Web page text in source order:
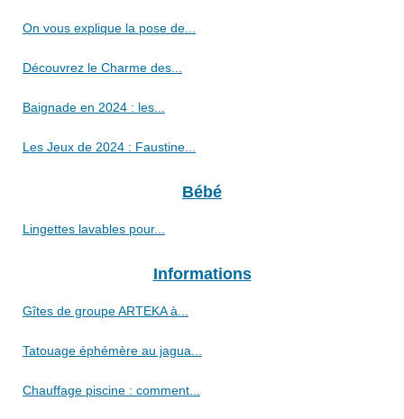
On vous explique la pose de...
Découvrez le Charme des...
Baignade en 2024 : les...
Les Jeux de 2024 : Faustine...
Bébé
Lingettes lavables pour...
Informations
Gîtes de groupe ARTEKA à...
Tatouage éphémère au jagua...
Chauffage piscine : comment...